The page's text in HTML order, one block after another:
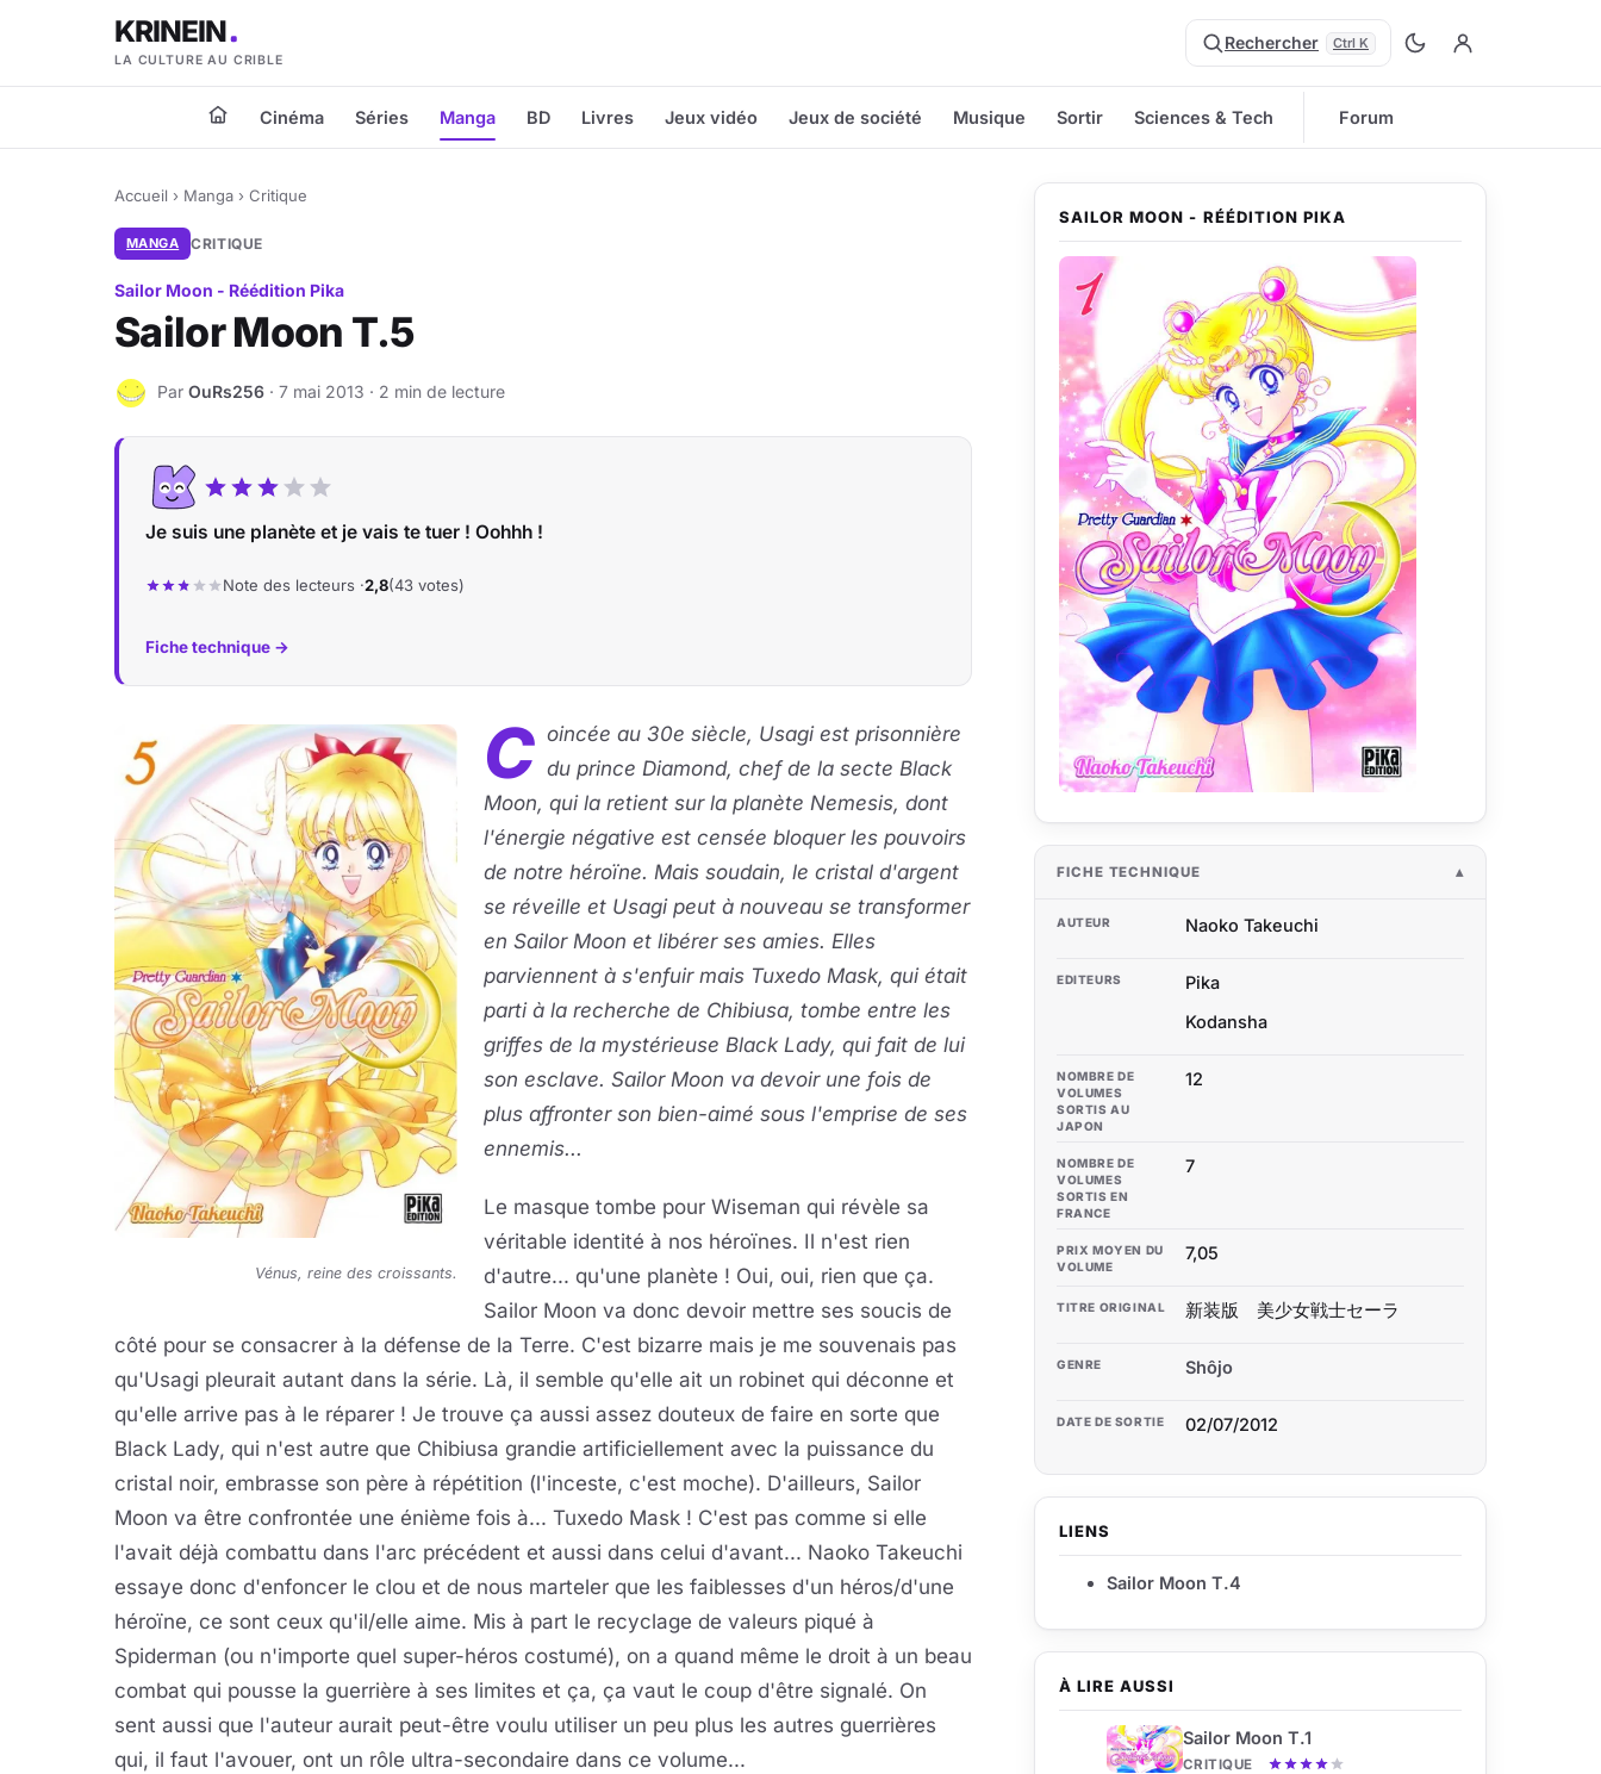
KRINEIN
LA CULTURE AU CRIBLE
Rechercher Ctrl K
Cinéma Séries Manga BD Livres Jeux vidéo Jeux de société Musique Sortir Sciences & Tech Forum
Accueil › Manga › Critique
MANGA CRITIQUE
Sailor Moon - Réédition Pika
Sailor Moon T.5
O Par OuRs256 · 7 mai 2013 · 2 min de lecture
Je suis une planète et je vais te tuer ! Oohhh !
Note des lecteurs ·2,8(43 votes)
Fiche technique →
Vénus, reine des croissants.
C oincée au 30e siècle, Usagi est prisonnière
du prince Diamond, chef de la secte Black
Moon, qui la retient sur la planète Nemesis, dont
l'énergie négative est censée bloquer les pouvoirs
de notre héroïne. Mais soudain, le cristal d'argent
se réveille et Usagi peut à nouveau se transformer
en Sailor Moon et libérer ses amies. Elles
parviennent à s'enfuir mais Tuxedo Mask, qui était
parti à la recherche de Chibiusa, tombe entre les
griffes de la mystérieuse Black Lady, qui fait de lui
son esclave. Sailor Moon va devoir une fois de
plus affronter son bien-aimé sous l'emprise de ses
ennemis...
Le masque tombe pour Wiseman qui révèle sa
véritable identité à nos héroïnes. Il n'est rien
d'autre... qu'une planète ! Oui, oui, rien que ça.
Sailor Moon va donc devoir mettre ses soucis de
côté pour se consacrer à la défense de la Terre. C'est bizarre mais je me souvenais pas
qu'Usagi pleurait autant dans la série. Là, il semble qu'elle ait un robinet qui déconne et
qu'elle arrive pas à le réparer ! Je trouve ça aussi assez douteux de faire en sorte que
Black Lady, qui n'est autre que Chibiusa grandie artificiellement avec la puissance du
cristal noir, embrasse son père à répétition (l'inceste, c'est moche). D'ailleurs, Sailor
Moon va être confrontée une énième fois à... Tuxedo Mask ! C'est pas comme si elle
l'avait déjà combattu dans l'arc précédent et aussi dans celui d'avant... Naoko Takeuchi
essaye donc d'enfoncer le clou et de nous marteler que les faiblesses d'un héros/d'une
héroïne, ce sont ceux qu'il/elle aime. Mis à part le recyclage de valeurs piqué à
Spiderman (ou n'importe quel super-héros costumé), on a quand même le droit à un beau
combat qui pousse la guerrière à ses limites et ça, ça vaut le coup d'être signalé. On
sent aussi que l'auteur aurait peut-être voulu utiliser un peu plus les autres guerrières
qui, il faut l'avouer, ont un rôle ultra-secondaire dans ce volume...
À LIRE AUSSI
Sailor Moon T.1
CRITIQUE
SAILOR MOON - RÉÉDITION PIKA
FICHE TECHNIQUE
AUTEUR Naoko Takeuchi
EDITEURS
Pika
Kodansha
NOMBRE DE
VOLUMES
SORTIS AU
JAPON
12
NOMBRE DE
VOLUMES
SORTIS EN
FRANCE
7
PRIX MOYEN DU
VOLUME
7,05
TITRE ORIGINAL 新装版 美少女戦士セーラ
GENRE Shôjo
DATE DE SORTIE 02/07/2012
LIENS
Sailor Moon T.4